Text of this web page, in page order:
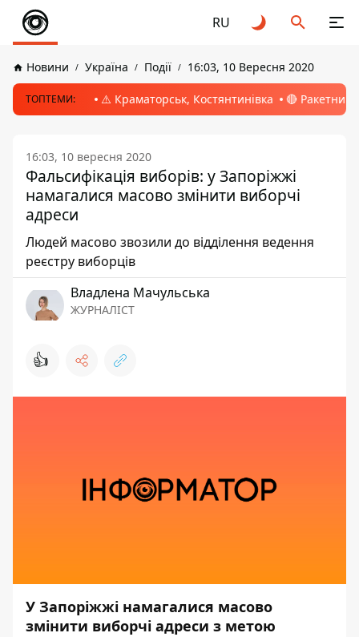
RU
Новини Україна Події 16:03, 10 Вересня 2020
ТОПТЕМИ: ⚠️ Краматорськ, Костянтинівка 🔴 Ракетний
16:03, 10 вересня 2020
Фальсифікація виборів: у Запоріжжі
намагалися масово змінити виборчі
адреси
Людей масово звозили до відділення ведення
реєстру виборців
Владлена Мачульська
ЖУРНАЛІСТ
👍
У Запоріжжі намагалися масово
змінити виборчі адреси з метою